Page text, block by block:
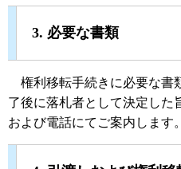
3. 必要な書類
権利移転手続きに必要な書
了後に落札者として決定した
および電話にてご案内します。